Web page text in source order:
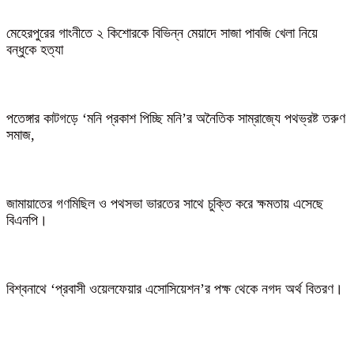
মেহেরপুরের গাংনীতে ২ কিশোরকে বিভিন্ন মেয়াদে সাজা পাবজি খেলা নিয়ে
বন্ধুকে হত্যা
পতেঙ্গার কাটগড়ে ‘মনি প্রকাশ পিচ্ছি মনি’র অনৈতিক সাম্রাজ্যে পথভ্রষ্ট তরুণ
সমাজ,
জামায়াতের গণমিছিল ও পথসভা ভারতের সাথে চুক্তি করে ক্ষমতায় এসেছে
বিএনপি।
বিশ্বনাথে ‘প্রবাসী ওয়েলফেয়ার এসোসিয়েশন’র পক্ষ থেকে নগদ অর্থ বিতরণ।